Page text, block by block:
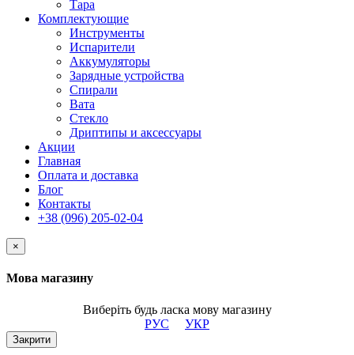
Тара
Комплектующие
Инструменты
Испарители
Аккумуляторы
Зарядные устройства
Спирали
Вата
Стекло
Дриптипы и аксессуары
Акции
Главная
Оплата и доставка
Блог
Контакты
+38 (096) 205-02-04
×
Мова магазину
Виберіть будь ласка мову магазину
РУС
УКР
Закрити